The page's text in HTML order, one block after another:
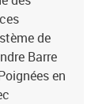
de
Barre
en